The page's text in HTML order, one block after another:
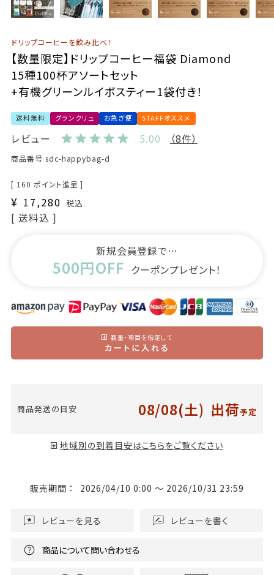
ドリップコーヒーを飲み比べ！
【数量限定】ドリップコーヒー福袋 Diamond
15種100杯アソートセット
+有機グリーンルイボスティー1袋付き！
送料無料 グランクリュ お急ぎ便 STAFFオススメ
レビュー 5.00 （8件）
商品番号 sdc-happybag-d
[ 160 ポイント進呈 ]
¥ 17,280 税込
送料込
新規会員登録で…
500円OFF クーポンプレゼント！
数量・項目を指定して
カートに入れる
商品発送の目安 08/08(土) 出荷予定
地域別の到着目安はこちらをご覧ください
販売期間 2026/04/10 0:00 〜 2026/10/31 23:59
レビューを見る レビューを書く
商品について問い合わせる